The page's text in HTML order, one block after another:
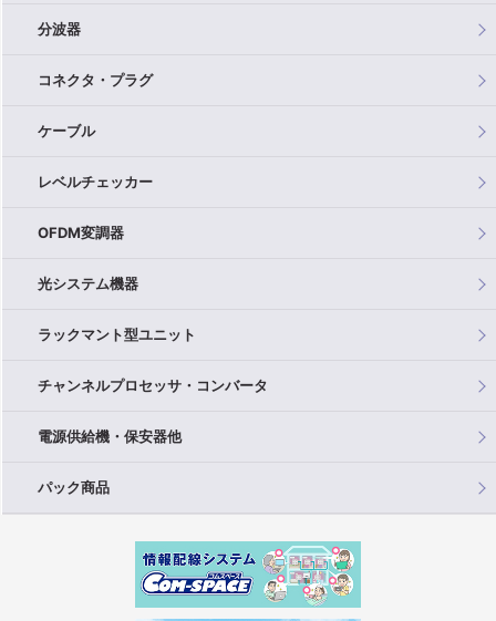
分波器
コネクタ・プラグ
ケーブル
レベルチェッカー
OFDM変調器
光システム機器
ラックマント型ユニット
チャンネルプロセッサ・コンバータ
電源供給機・保安器他
パック商品